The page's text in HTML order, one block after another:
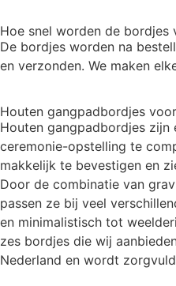
Hoe snel worden de bordjes
De bordjes worden na
en verzonden. We maken
Houten gangpadbordjes
Houten gangpadbordjes zijn
ceremonie-opstelling te
makkelijk te bevestigen en
Door de combinatie van
passen ze bij veel
en minimalistisch tot
zes bordjes die wij
Nederland en wordt